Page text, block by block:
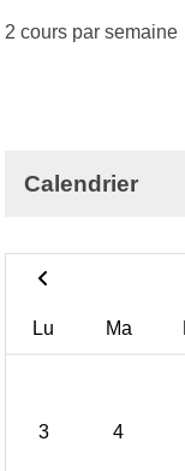
2 cours par semaine
Calendrier
Lu Ma
3 4